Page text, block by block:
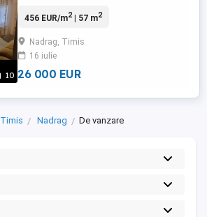
10
metalică, centrală termică, instalații
centru! Preț 26 000 Euro Negociabil!
456 EUR/m2| 57 m2
Nadrag, Timis
16 iulie
26 000 EUR
Timis Nadrag De vanzare